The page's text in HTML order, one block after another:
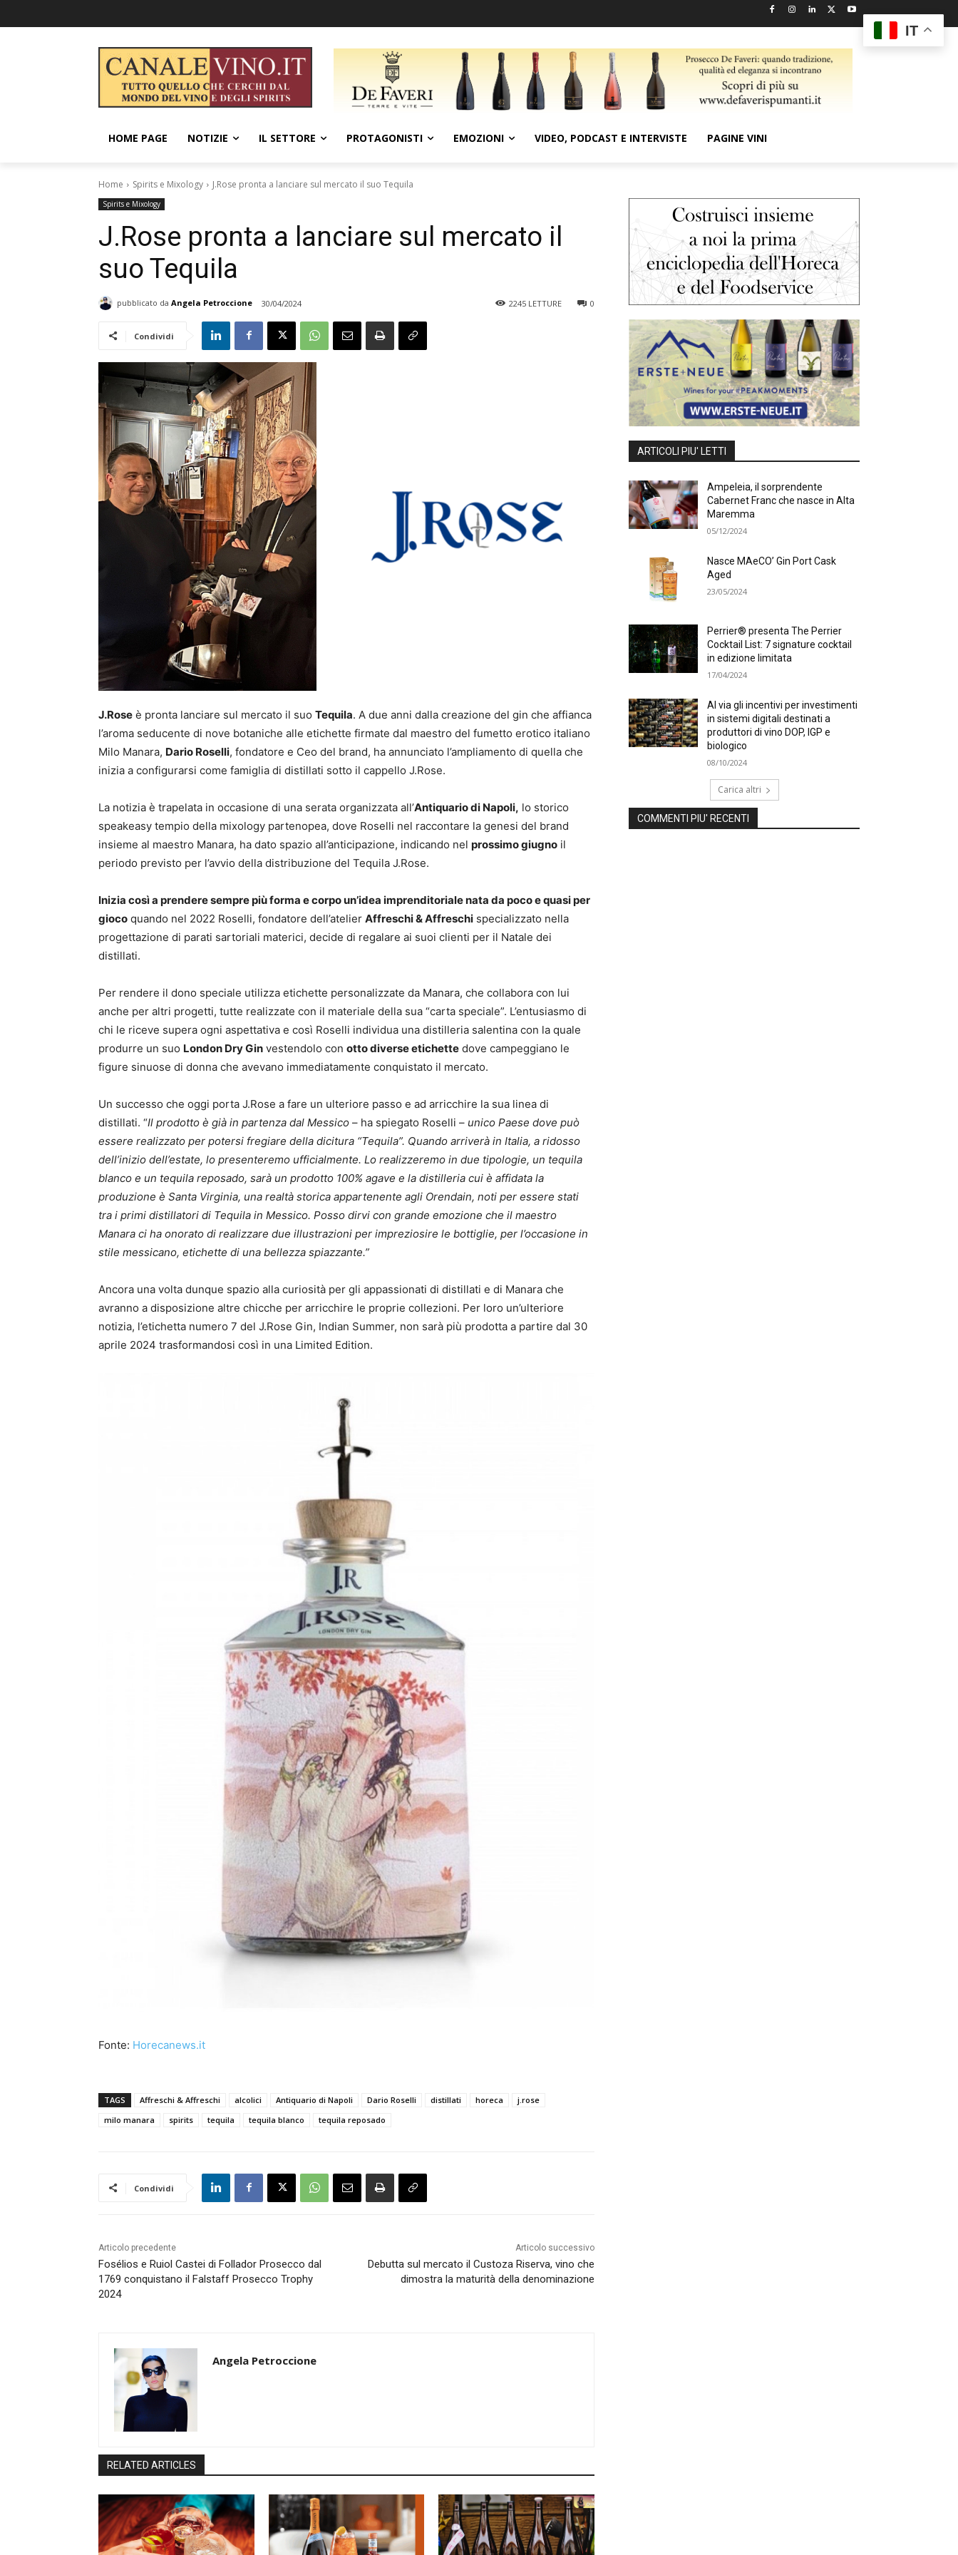
HOME PAGE NOTIZIE IL SETTORE PROTAGONISTI EMOZIONI VIDEO, PODCAST E INTERVISTE PAGINE VINI
Home Spirits e Mixology J.Rose pronta a lanciare sul mercato il suo Tequila
Spirits e Mixology
J.Rose pronta a lanciare sul mercato il
suo Tequila
pubblicato da Angela Petroccione 30/04/2024 0
2245 LETTURE
Condividi
J.Rose è pronta lanciare sul mercato il suo Tequila. A due anni dalla creazione del gin che affianca
l’aroma seducente di nove botaniche alle etichette firmate dal maestro del fumetto erotico italiano
Milo Manara, Dario Roselli, fondatore e Ceo del brand, ha annunciato l’ampliamento di quella che
inizia a configurarsi come famiglia di distillati sotto il cappello J.Rose.
La notizia è trapelata in occasione di una serata organizzata all’Antiquario di Napoli, lo storico
speakeasy tempio della mixology partenopea, dove Roselli nel raccontare la genesi del brand
insieme al maestro Manara, ha dato spazio all’anticipazione, indicando nel prossimo giugno il
periodo previsto per l’avvio della distribuzione del Tequila J.Rose.
Inizia così a prendere sempre più forma e corpo un’idea imprenditoriale nata da poco e quasi per
gioco quando nel 2022 Roselli, fondatore dell’atelier Affreschi & Affreschi specializzato nella
progettazione di parati sartoriali materici, decide di regalare ai suoi clienti per il Natale dei
distillati.
Per rendere il dono speciale utilizza etichette personalizzate da Manara, che collabora con lui
anche per altri progetti, tutte realizzate con il materiale della sua “carta speciale”. L’entusiasmo di
chi le riceve supera ogni aspettativa e così Roselli individua una distilleria salentina con la quale
produrre un suo London Dry Gin vestendolo con otto diverse etichette dove campeggiano le
figure sinuose di donna che avevano immediatamente conquistato il mercato.
Un successo che oggi porta J.Rose a fare un ulteriore passo e ad arricchire la sua linea di
distillati. “Il prodotto è già in partenza dal Messico – ha spiegato Roselli – unico Paese dove può
essere realizzato per potersi fregiare della dicitura “Tequila”. Quando arriverà in Italia, a ridosso
dell’inizio dell’estate, lo presenteremo ufficialmente. Lo realizzeremo in due tipologie, un tequila
blanco e un tequila reposado, sarà un prodotto 100% agave e la distilleria cui è affidata la
produzione è Santa Virginia, una realtà storica appartenente agli Orendain, noti per essere stati
tra i primi distillatori di Tequila in Messico. Posso dirvi con grande emozione che il maestro
Manara ci ha onorato di realizzare due illustrazioni per impreziosire le bottiglie, per l’occasione in
stile messicano, etichette di una bellezza spiazzante.”
Ancora una volta dunque spazio alla curiosità per gli appassionati di distillati e di Manara che
avranno a disposizione altre chicche per arricchire le proprie collezioni. Per loro un’ulteriore
notizia, l’etichetta numero 7 del J.Rose Gin, Indian Summer, non sarà più prodotta a partire dal 30
aprile 2024 trasformandosi così in una Limited Edition.
Fonte: Horecanews.it
TAGS Affreschi & Affreschi alcolici Antiquario di Napoli Dario Roselli distillati horeca
j.rose
milo manara
spirits tequila tequila blanco tequila reposado
Condividi
Articolo precedente
Fosélios e Ruiol Castei di Follador Prosecco dal
1769 conquistano il Falstaff Prosecco Trophy
2024
Articolo successivo
Debutta sul mercato il Custoza Riserva, vino che
dimostra la maturità della denominazione
Angela Petroccione
RELATED ARTICLES
ARTICOLI PIU' LETTI
Ampeleia, il sorprendente
Cabernet Franc che nasce in Alta
Maremma
05/12/2024
Nasce MAeCO’ Gin Port Cask
Aged
23/05/2024
Perrier® presenta The Perrier
Cocktail List: 7 signature cocktail
in edizione limitata
17/04/2024
Al via gli incentivi per investimenti
in sistemi digitali destinati a
produttori di vino DOP, IGP e
biologico
08/10/2024
Carica altri
COMMENTI PIU' RECENTI
IT